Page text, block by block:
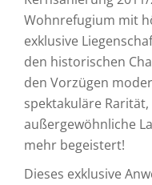
Wohnrefugium mit
exklusive
den historischen
den Vorzügen
spektakuläre
außergewöhnliche
mehr begeistert!
Dieses exklusive